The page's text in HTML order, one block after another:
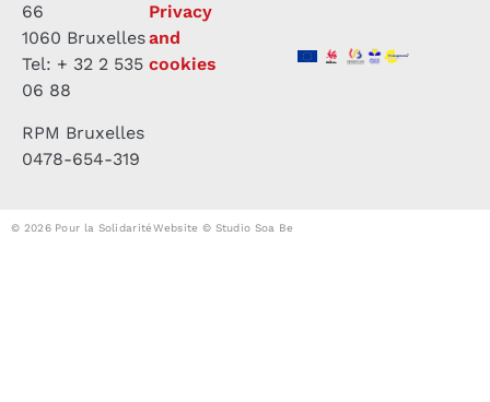
66
1060 Bruxelles
Tel: + 32 2 535
06 88
RPM Bruxelles
0478-654-319
Privacy
and
cookies
© 2026 Pour la SolidaritéWebsite © Studio Soa Be